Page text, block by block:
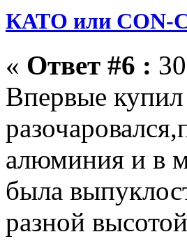
КАТО или CON-
« Ответ #6 :
Впервые
алюминия и в
была
разной